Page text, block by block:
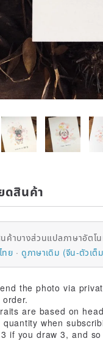
ดสินค้า
ค้าบางส่วนแปลภาษาอัตโ
ทย
ดูภาษาเดิม (จีน-ตัวเต็
the photo via
are based on
quantity when
if you draw 3, and so